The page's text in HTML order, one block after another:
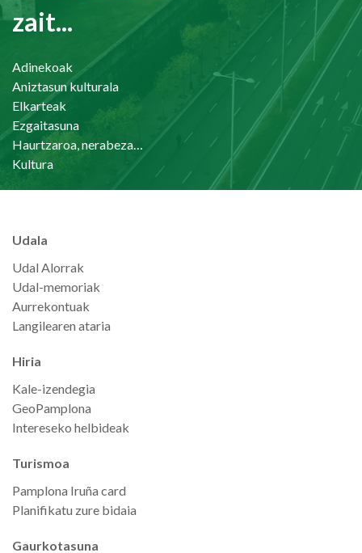
zait...
Adinekoak
Aniztasun kulturala
Elkarteak
Ezgaitasuna
Haurtzaroa, nerabezaroa eta familia
Kultura
Udala
Udal Alorrak
Udal-memoriak
Aurrekontuak
Langilearen ataria
Hiria
Kale-izendegia
GeoPamplona
Intereseko helbideak
Turismoa
Pamplona Iruña card
Planifikatu zure bidaia
Gaurkotasuna